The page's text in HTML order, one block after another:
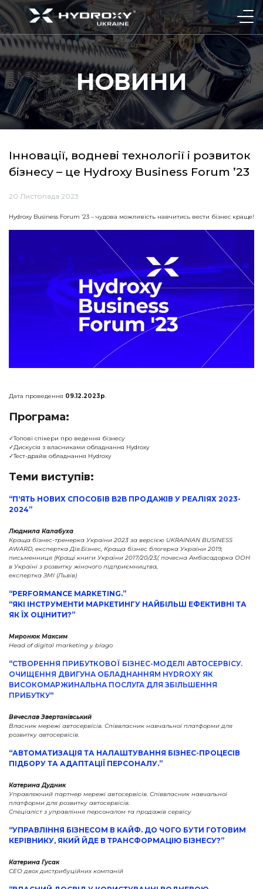
НОВИНИ
Інновації, водневі технології і розвиток
бізнесу – це Hydroxy Business Forum ’23
20 Листопада 2023
Hydroxy Business Forum ’23 – чудова можливість навчитись вести бізнес краще!
Дата проведення 09.12.2023р.
Програма:
✓Топові спікери про ведення бізнесу
✓Дискусія з власниками обладнання Hydroxy
✓Тест-драйв обладнання Hydroxy
Теми виступів:
“ПʼЯТЬ НОВИХ СПОСОБІВ B2B ПРОДАЖІВ У РЕАЛІЯХ 2023-
2024”
Людмила Калабуха
Краща бізнес-тренерка України 2023 за версією UKRAINIAN BUSINESS
AWARD, експертка Дія.Бізнес, Краща бізнес блогерка України 2019,
письменниця (Кращі книги України 2017/20/23/, почесна Амбасадорка ООН
в Україні з розвитку жіночого підприємництва,
експертка ЗМІ (Львів)
“PERFORMANCE MARKETING.”
“ЯКІ ІНСТРУМЕНТИ МАРКЕТИНГУ НАЙБІЛЬШ ЕФЕКТИВНІ ТА
ЯК ЇХ ОЦІНИТИ?”
Миронюк Максим
Head of digital marketing у blago
“СТВОРЕННЯ ПРИБУТКОВОЇ БІЗНЕС-МОДЕЛІ АВТОСЕРВІСУ.
ОЧИЩЕННЯ ДВИГУНА ОБЛАДНАННЯМ HYDROXY ЯК
ВИСОКОМАРЖИНАЛЬНА ПОСЛУГА ДЛЯ ЗБІЛЬШЕННЯ
ПРИБУТКУ“
Вячеслав Звертанівський
Власник мережі автосервісів. Співвласник навчальної платформи для
розвитку автосервісів.
“АВТОМАТИЗАЦІЯ ТА НАЛАШТУВАННЯ БІЗНЕС-ПРОЦЕСІВ
ПІДБОРУ ТА АДАПТАЦІЇ ПЕРСОНАЛУ.”
Катерина Дудник
Управляючий партнер мережі автосервісів. Співвласник навчальної
платформи для розвитку автосервісів.
Спеціаліст з управління персоналом та продажів сервісу
“УПРАВЛІННЯ БІЗНЕСОМ В КАЙФ. ДО ЧОГО БУТИ ГОТОВИМ
КЕРІВНИКУ, ЯКИЙ ЙДЕ В ТРАНСФОРМАЦІЮ БІЗНЕСУ?”
Катерина Гусак
СЕО двох дистрибуційних компаній